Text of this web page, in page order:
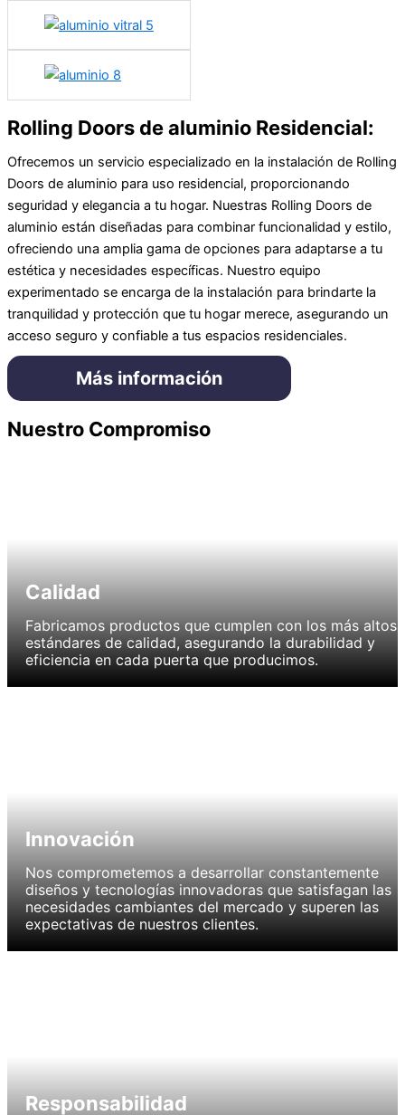
Rolling Doors de aluminio Residencial:
Ofrecemos un servicio especializado en la instalación de Rolling
Doors de aluminio para uso residencial, proporcionando
seguridad y elegancia a tu hogar. Nuestras Rolling Doors de
aluminio están diseñadas para combinar funcionalidad y estilo,
ofreciendo una amplia gama de opciones para adaptarse a tu
estética y necesidades específicas. Nuestro equipo
experimentado se encarga de la instalación para brindarte la
tranquilidad y protección que tu hogar merece, asegurando un
acceso seguro y confiable a tus espacios residenciales.
Más información
Nuestro Compromiso
Calidad
Fabricamos productos que cumplen con los más altos
estándares de calidad, asegurando la durabilidad y
eficiencia en cada puerta que producimos.
Innovación
Nos comprometemos a desarrollar constantemente
diseños y tecnologías innovadoras que satisfagan las
necesidades cambiantes del mercado y superen las
expectativas de nuestros clientes.
Responsabilidad